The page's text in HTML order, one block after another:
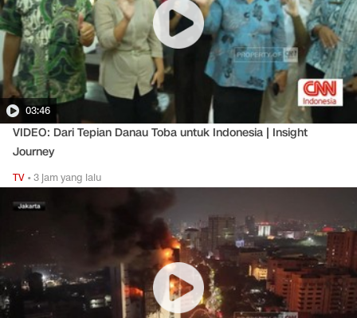
03:46
VIDEO: Dari Tepian Danau Toba untuk Indonesia | Insight
Journey
TV •3 jam yang lalu